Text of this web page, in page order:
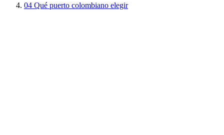
04 Qué puerto colombiano elegir